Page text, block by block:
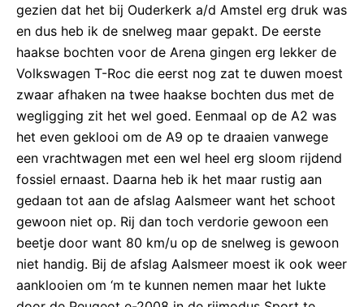
gezien dat het bij Ouderkerk a/d Amstel erg druk was
en dus heb ik de snelweg maar gepakt. De eerste
haakse bochten voor de Arena gingen erg lekker de
Volkswagen T-Roc die eerst nog zat te duwen moest
zwaar afhaken na twee haakse bochten dus met de
wegligging zit het wel goed. Eenmaal op de A2 was
het even geklooi om de A9 op te draaien vanwege
een vrachtwagen met een wel heel erg sloom rijdend
fossiel ernaast. Daarna heb ik het maar rustig aan
gedaan tot aan de afslag Aalsmeer want het schoot
gewoon niet op. Rij dan toch verdorie gewoon een
beetje door want 80 km/u op de snelweg is gewoon
niet handig. Bij de afslag Aalsmeer moest ik ook weer
aanklooien om ‘m te kunnen nemen maar het lukte